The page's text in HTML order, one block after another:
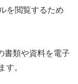
を閲覧するため
書類や資料を電子
す。